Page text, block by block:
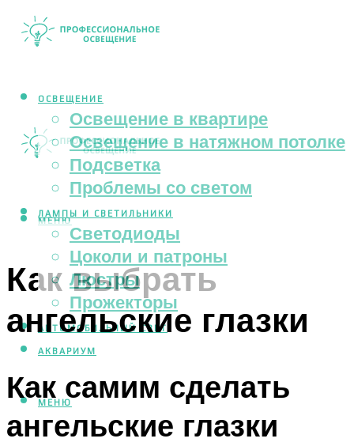
ОСВЕЩЕНИЕ
Освещение в квартире
Освещение в натяжном потолке
Подсветка
Проблемы со светом
ЛАМПЫ И СВЕТИЛЬНИКИ
Светодиоды
Цоколи и патроны
Люстры
Прожекторы
АВТОМОБИЛЬНЫЙ СВЕТ
АКВАРИУМ
МЕНЮ
МЕНЮ
Как выбрать
ангельские глазки
Как самим сделать
ангельские глазки